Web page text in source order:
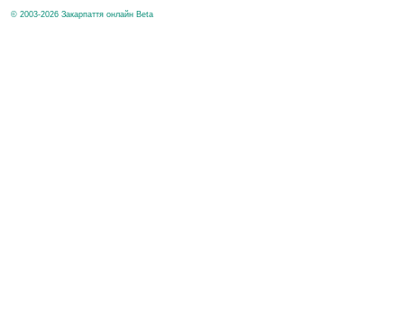
© 2003-2026 Закарпаття онлайн Beta